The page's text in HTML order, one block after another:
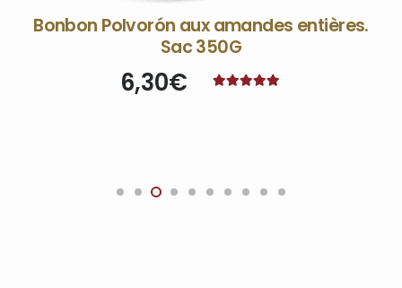
Bonbon Polvorón aux amandes entières.
Sac 350G
6,30€